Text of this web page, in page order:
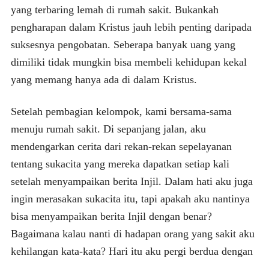
yang terbaring lemah di rumah sakit. Bukankah
pengharapan dalam Kristus jauh lebih penting daripada
suksesnya pengobatan. Seberapa banyak uang yang
dimiliki tidak mungkin bisa membeli kehidupan kekal
yang memang hanya ada di dalam Kristus.
Setelah pembagian kelompok, kami bersama-sama
menuju rumah sakit. Di sepanjang jalan, aku
mendengarkan cerita dari rekan-rekan sepelayanan
tentang sukacita yang mereka dapatkan setiap kali
setelah menyampaikan berita Injil. Dalam hati aku juga
ingin merasakan sukacita itu, tapi apakah aku nantinya
bisa menyampaikan berita Injil dengan benar?
Bagaimana kalau nanti di hadapan orang yang sakit aku
kehilangan kata-kata? Hari itu aku pergi berdua dengan